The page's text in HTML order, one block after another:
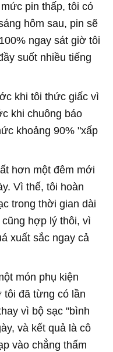
pin thấp, tôi có
hôm sau, pin sẽ
ngay sát giờ tôi
suốt nhiều tiếng
khi tôi thức giấc vì
khi chuông báo
khoảng 90% "xấp
hơn một đêm mới
Vì thế, tôi hoàn
trong thời gian dài
hợp lý thôi, vì
xuất sắc ngay cả
món phụ kiện
đã từng có lần
vì bộ sạc "bình
và kết quả là cô
vào chẳng thấm